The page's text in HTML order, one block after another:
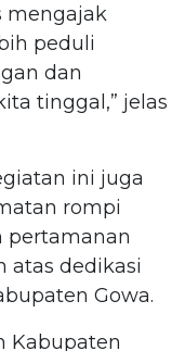
mengajak
peduli
dan
tinggal,” jelas
ini juga
rompi
pertamanan
atas dedikasi
Gowa.
Kabupaten